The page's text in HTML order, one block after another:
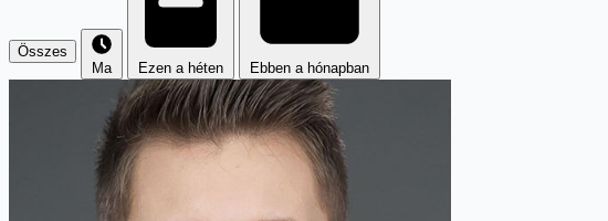
Összes
Ma
Ezen a héten Ebben a hónapban